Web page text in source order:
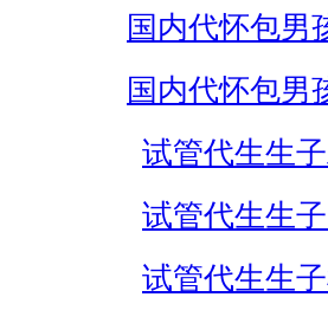
国内代怀包男
国内代怀包男
试管代生生
试管代生生
试管代生生